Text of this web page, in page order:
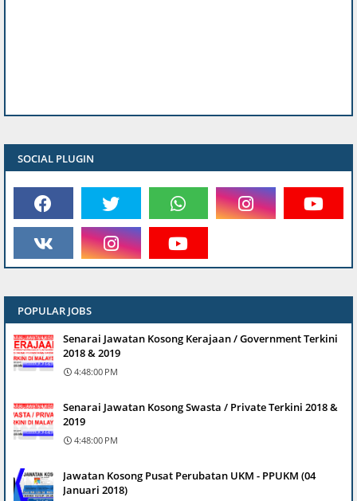
SOCIAL PLUGIN
POPULAR JOBS
Senarai Jawatan Kosong Kerajaan / Government Terkini
2018 & 2019
4:48:00 PM
Senarai Jawatan Kosong Swasta / Private Terkini 2018 &
2019
4:48:00 PM
Jawatan Kosong Pusat Perubatan UKM - PPUKM (04
Januari 2018)